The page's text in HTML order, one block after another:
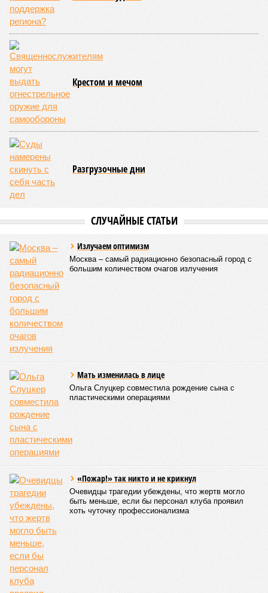
конкретными инженерными работами (усиление
монолитных конструкций, устранение проектных ошибок) –
то по «Станции Л» подобной публичной отчётности
дольщики не видят. Ни Capital Group, ни кураторы
строительства не подтверждают ни соблюдения графика
строительства, ни объёма фактически выполненных работ.
Напрашивается закономерный вопрос: если
декларируемая «Capital Group модель (достраивать
проблемные объекты SSD») сработала на
Лосиноостровской, почему она не масштабируется на
Люблино? И означает ли отсутствие техники на площадке,
что в реальности подрядчик по «Станции Л» ещё даже не
определён?
Митингии палаточные лагеря у объекта в
2025–2026 годах, похоже, не изменили ситуацию.
последние месяцы в личном общении нам перестали
расстроенные дольщики.
Казалось бы, формально ответственность по
достраиванию объекта распределена. Seven Suns
Development – банкрот, часть его структур признана
несостоятельной ещё в 2024 году, бенефициар компании
находится под следствием по ст. 200.3 УК РФ. Достройку
проблемных объектов группы – «Станции Л», «Сказочного
леса» и «В стремлении к свету», согласно информации на
сайтах Capital Group, осенью 2024 г. взяла на себя. Два из
трёх объектов уже сданы или близки к сдаче. Третий –
дольщиков (3908 квартир в пяти корпусах) – по факту
остаётся стройплощадкой без стройки. Возникает вопрос:
распространяется ли договорённость 2024 года на
«Станцию Л» в полном объёме или приоритет отдан
объектам мешей сложности и меньшего масштаба?
Источник: https://avaho.ru/novostroyka/moskva/uvao/lyublino/svetlyy-mir-
stantsiya-l/9303640/?ysclid=msemqdok6w326352116
Если да, то на каком основании декларируются конкретные
даты сдачи жилого комплекса (декабрь 2026 – март 2028),
если фаза активных строительных работ, если судить по
отсутствию техники на площадке, ещё не началась? При
этом на бумаге даты ввода ЖК в строй продолжают
фигурировать
профильных порталах.
Для почти четырёх тысяч будущих собственников квартир
время давно измеряется не календарём, а очередными